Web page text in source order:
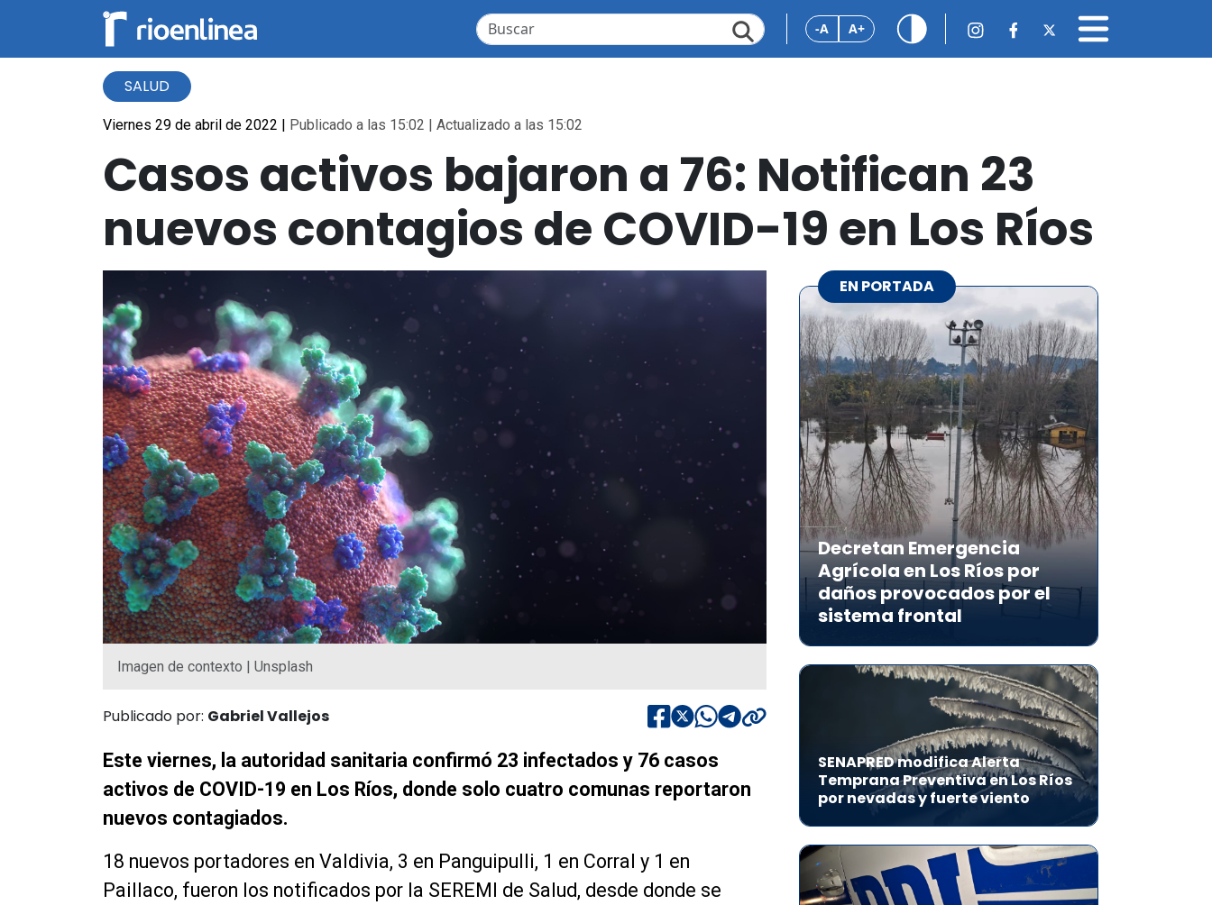
-A A+
SALUD
Viernes 29 de abril de 2022 | Publicado a las 15:02 | Actualizado a las 15:02
Casos activos bajaron a 76: Notifican 23
nuevos contagios de COVID-19 en Los Ríos
Imagen de contexto | Unsplash
Publicado por: Gabriel Vallejos
Este viernes, la autoridad sanitaria confirmó 23 infectados y 76 casos
activos de COVID-19 en Los Ríos, donde solo cuatro comunas reportaron
nuevos contagiados.
18 nuevos portadores en Valdivia, 3 en Panguipulli, 1 en Corral y 1 en
Paillaco, fueron los notificados por la SEREMI de Salud, desde donde se
EN PORTADA
Decretan Emergencia
Agrícola en Los Ríos por
daños provocados por el
sistema frontal
SENAPRED modifica Alerta
Temprana Preventiva en Los Ríos
por nevadas y fuerte viento